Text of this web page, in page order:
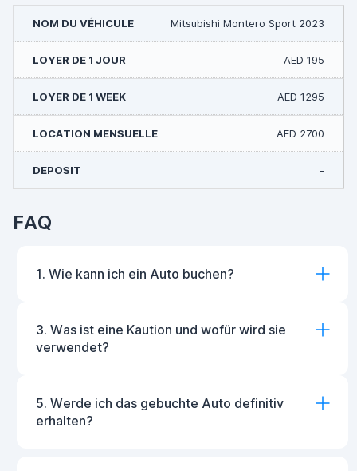
Mitsubishi Montero Sport 2023
AED 195
AED 1295
AED 2700
-
FAQ
1. Wie kann ich ein Auto buchen?
3. Was ist eine Kaution und wofür wird sie
verwendet?
5. Werde ich das gebuchte Auto definitiv
erhalten?